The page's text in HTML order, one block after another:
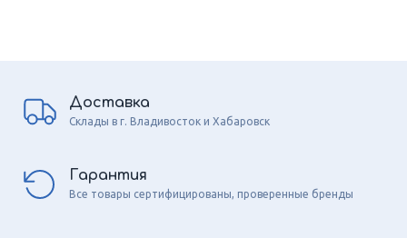
Доставка
Склады в г. Владивосток и Хабаровск
Гарантия
Все товары сертифицированы, проверенные бренды